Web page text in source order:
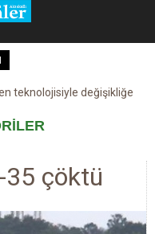
teknolojisiyle değişikliğe
ve kobay!
çöktü